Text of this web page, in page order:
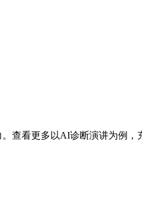
查看更多以AI诊断演讲为例，